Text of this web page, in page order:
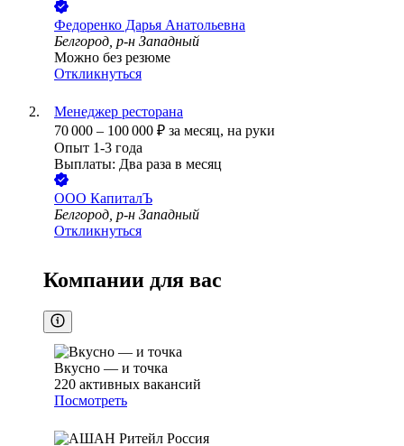
Федоренко Дарья Анатольевна
Белгород, р-н Западный
Можно без резюме
Откликнуться
Менеджер ресторана
70 000 – 100 000 ₽ за месяц, на руки
Опыт 1-3 года
Выплаты: Два раза в месяц
ООО КапиталЪ
Белгород, р-н Западный
Откликнуться
Компании для вас
Вкусно — и точка
220 активных вакансий
Посмотреть